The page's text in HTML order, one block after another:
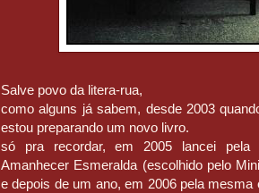
Salve povo da litera-rua,
como alguns já sabem, desde 2003
estou preparando um novo livro.
só pra recordar, em 2005 lancei pela
Amanhecer Esmeralda (escolhido pelo
e depois de um ano, em 2006 pela